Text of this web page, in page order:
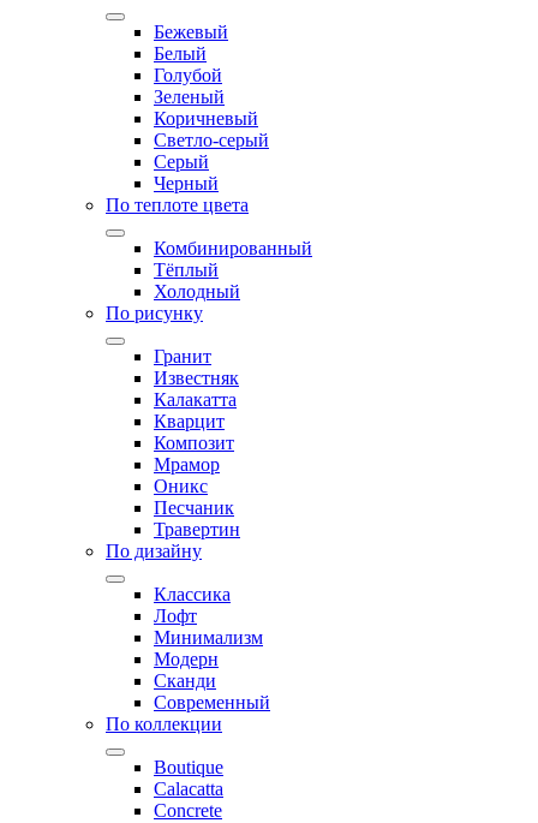
Бежевый
Белый
Голубой
Зеленый
Коричневый
Светло-серый
Серый
Черный
По теплоте цвета
Комбинированный
Тёплый
Холодный
По рисунку
Гранит
Известняк
Калакатта
Кварцит
Композит
Мрамор
Оникс
Песчаник
Травертин
По дизайну
Классика
Лофт
Минимализм
Модерн
Сканди
Современный
По коллекции
Boutique
Calacatta
Concrete